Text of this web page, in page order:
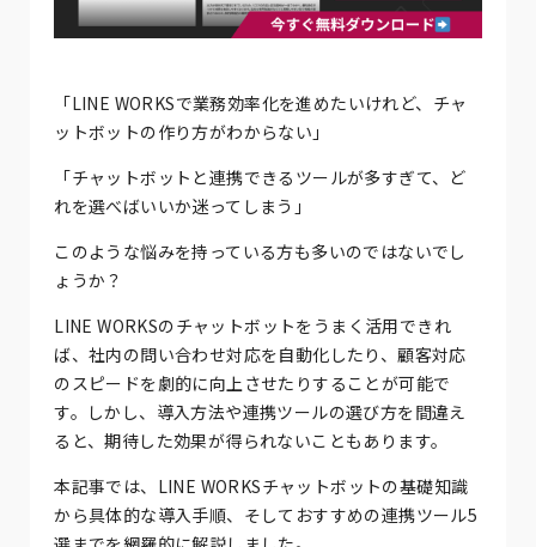
「LINE WORKSで業務効率化を進めたいけれど、チャ
ットボットの作り方がわからない」
「チャットボットと連携できるツールが多すぎて、ど
れを選べばいいか迷ってしまう」
このような悩みを持っている方も多いのではないでし
ょうか？
LINE WORKSのチャットボットをうまく活用できれ
ば、社内の問い合わせ対応を自動化したり、顧客対応
のスピードを劇的に向上させたりすることが可能で
す。しかし、導入方法や連携ツールの選び方を間違え
ると、期待した効果が得られないこともあります。
本記事では、LINE WORKSチャットボットの基礎知識
から具体的な導入手順、そしておすすめの連携ツール5